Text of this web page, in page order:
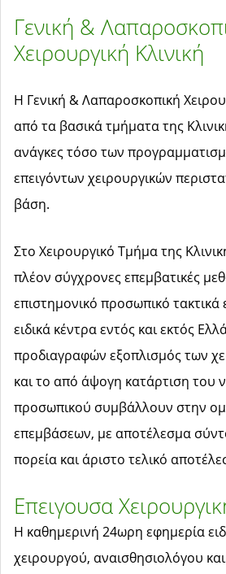
Γενική &
Χειρουργική Κλινική
Η Γενική & Λαπαροσκοπική
από τα βασικά τμήματα της
ανάγκες τόσο των
επειγόντων χειρουργικών
βάση.
Στο Χειρουργικό Τμήμα της
πλέον σύγχρονες επεμβατικές
επιστημονικό προσωπικό τακτικά
ειδικά κέντρα εντός και εκτός
προδιαγραφών εξοπλισμός των
και το από άψογη κατάρτιση του
προσωπικού συμβάλλουν στην
επεμβάσεων, με αποτέλεσμα
πορεία και άριστο τελικό
Επειγουσα
Η καθημερινή 24ωρη εφημερία
χειρουργού, αναισθησιολόγου